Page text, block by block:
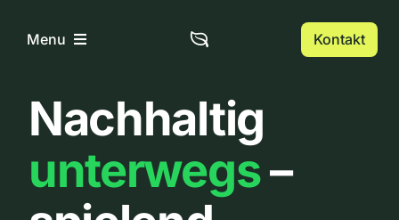
InhaltMenu
Home
Über uns
Kontakt
Nachhaltig
unterwegs–